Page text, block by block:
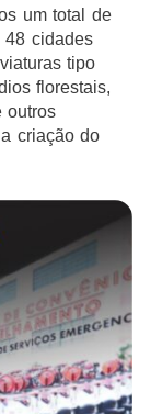
um total de
48 cidades
tipo
florestais,
outros
criação do